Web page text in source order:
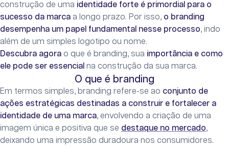
construção de uma identidade forte é primordial para o
sucesso da marca a longo prazo. Por isso, o branding
desempenha um papel fundamental nesse processo, indo
além de um simples logotipo ou nome.
Descubra agora o que é branding, sua importância e como
ele pode ser essencial na construção da sua marca.
O que é branding
Em termos simples, branding refere-se ao conjunto de
ações estratégicas destinadas a construir e fortalecer a
identidade de uma marca, envolvendo a criação de uma
imagem única e positiva que se destaque no mercado,
deixando uma impressão duradoura nos consumidores.